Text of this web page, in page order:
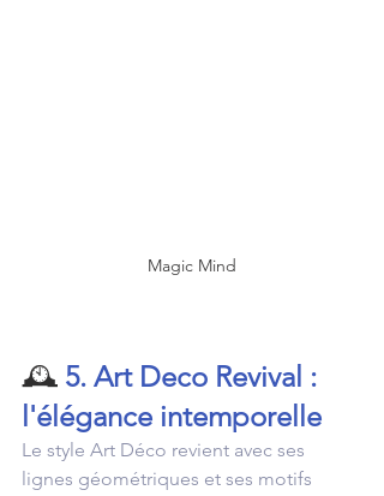
Magic Mind
🕰️ 5. Art Deco Revival :
l'élégance intemporelle
Le style Art Déco revient avec ses
lignes géométriques et ses motifs